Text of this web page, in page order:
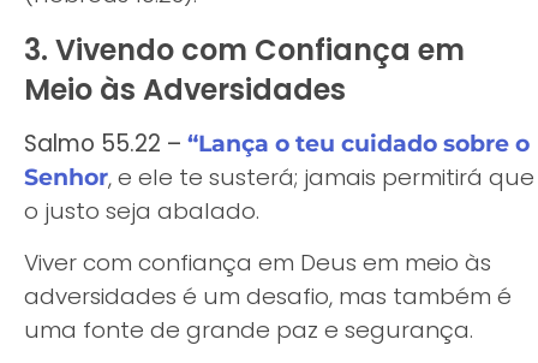
3. Vivendo com Confiança em
Meio às Adversidades
Salmo 55.22 – “Lança o teu cuidado sobre o
Senhor, e ele te susterá; jamais permitirá que
o justo seja abalado.
Viver com confiança em Deus em meio às
adversidades é um desafio, mas também é
uma fonte de grande paz e segurança.